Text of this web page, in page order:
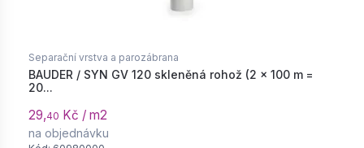
Separační vrstva a parozábrana
BAUDER / SYN GV 120 skleněná rohož (2 × 100 m =
20...
29,40 Kč / m2
na objednávku